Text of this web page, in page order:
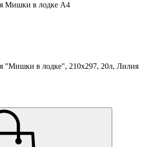
Мишки в лодке А4
"Мишки в лодке", 210х297, 20л, Лилия